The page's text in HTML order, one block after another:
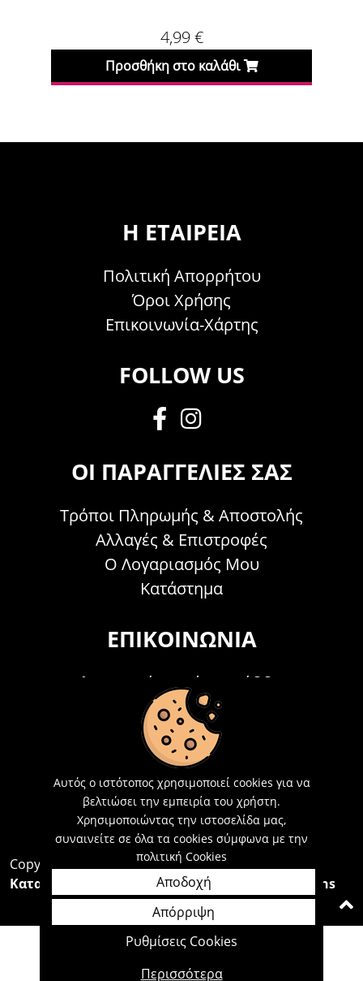
Προσθήκη στο καλάθι
Η ΕΤΑΙΡΕΊΑ
Πολιτική Απορρήτου
Όροι Χρήσης
Επικοινωνία-Χάρτης
FOLLOW US
ΟΙ ΠΑΡΑΓΓΕΛΊΕΣ ΣΑΣ
Τρόποι Πληρωμής & Αποστολής
Αλλαγές & Επιστροφές
Ο Λογαριασμός Μου
Κατάστημα
ΕΠΙΚΟΙΝΩΝΊΑ
Τηλεφωνικά Δευτέρα - Σάββατο
09:00 - 15:00
Τ: 26214 00104
info@acosmetics.gr
Copyright 2026,
Acosmetics Αθανασόπουλος
Κατασκευή Ιστοσελίδων Interactive Net Solutions
Αυτός ο ιστότοπος χρησιμοποιεί cookies για να
βελτιώσει την εμπειρία του χρήστη.
Χρησιμοποιώντας την ιστοσελίδα μας,
συναινείτε σε όλα τα cookies σύμφωνα με την
πολιτική Cookies
Αποδοχή
Απόρριψη
Ρυθμίσεις Cookies
Περισσότερα